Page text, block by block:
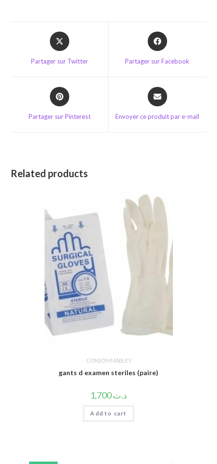
Opens
in
new
Partager sur Twitter
Opens
in
Partager sur Facebook
Opens
in
Partager sur Pinterest
Opens
in
new
Envoyer ce produit par e-mail
Related products
CONSOMMABLES
gants d examen steriles (paire)
د.ت1,700
Add to cart